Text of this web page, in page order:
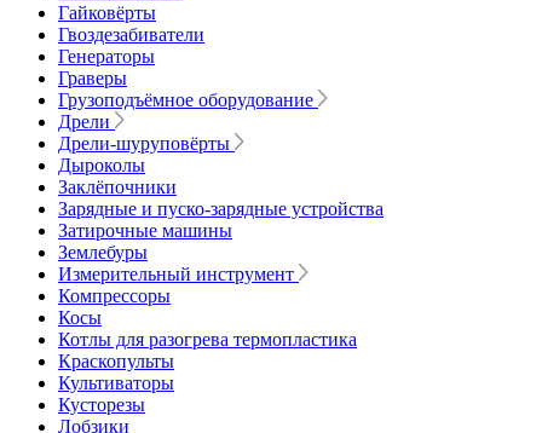
Гайковёрты
Гвоздезабиватели
Генераторы
Граверы
Грузоподъёмное оборудование
Дрели
Дрели-шуруповёрты
Дыроколы
Заклёпочники
Зарядные и пуско-зарядные устройства
Затирочные машины
Землебуры
Измерительный инструмент
Компрессоры
Косы
Котлы для разогрева термопластика
Краскопульты
Культиваторы
Кусторезы
Лобзики